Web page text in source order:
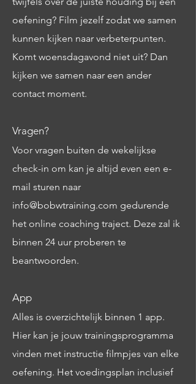
oefening? Film jezelf zodat we samen
kunnen kijken naar verbeterpunten.
Komt woensdagavond niet uit? Dan
kijken we samen naar een ander
contact moment.
Vragen?
Voor vragen buiten de wekelijkse
check-in om kan je altijd even een e-
mail sturen naar
info@bobwtraining.com gedurende
het online coaching traject. Deze zal ik
binnen 24 uur proberen te
beantwoorden.
App
Alles is overzichtelijk binnen 1 app.
Hier kan je jouw trainingsprogramma
vinden met instructie filmpjes van elke
oefening. Het voedingsplan inclusief